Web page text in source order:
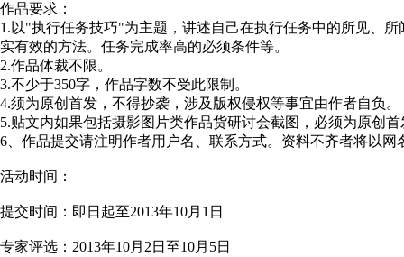
作品要求：
1.以"执行任务技巧"为主题，讲述自己在执行任务中的所见、
实有效的方法。任务完成率高的必须条件等。
2.作品体裁不限。
3.不少于350字，作品字数不受此限制。
4.须为原创首发，不得抄袭，涉及版权侵权等事宜由作者自负。
5.贴文内如果包括摄影图片类作品货研讨会截图，必须为原创
6、作品提交请注明作者用户名、联系方式。资料不齐者将以网
活动时间：
提交时间：即日起至2013年10月1日
专家评选：2013年10月2日至10月5日